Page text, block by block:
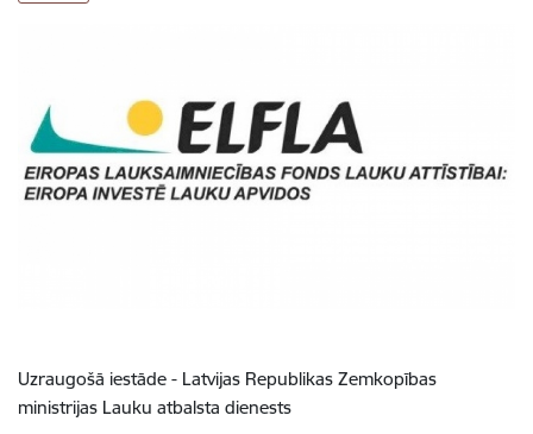
Uzraugošā iestāde - Latvijas Republikas Zemkopības
ministrijas Lauku atbalsta dienests